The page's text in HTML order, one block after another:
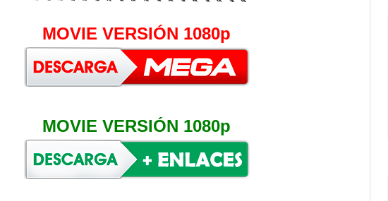
MOVIE VERSIÓN 1080p
MOVIE VERSIÓN 1080p